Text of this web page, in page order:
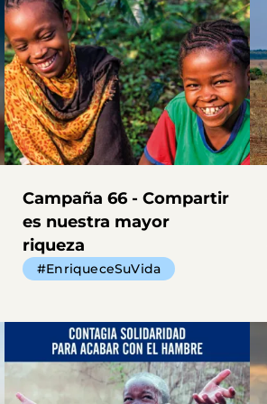
Campaña 66 - Compartir
es nuestra mayor
riqueza
#EnriqueceSuVida